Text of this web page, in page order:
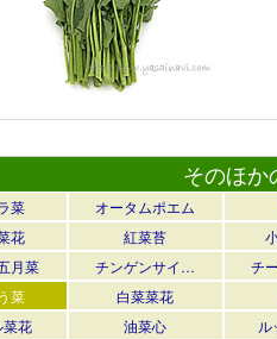
そのほか
菜 オータムポエム
花
紅菜苔
月菜
チンゲンサイ… チ
菜
白菜菜花
菜花
油菜心